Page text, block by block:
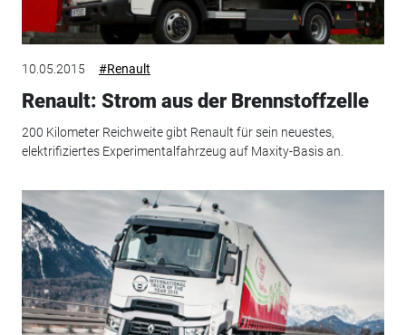
10.05.2015 #Renault
Renault: Strom aus der Brennstoffzelle
200 Kilometer Reichweite gibt Renault für sein neuestes,
elektrifiziertes Experimentalfahrzeug auf Maxity-Basis an.